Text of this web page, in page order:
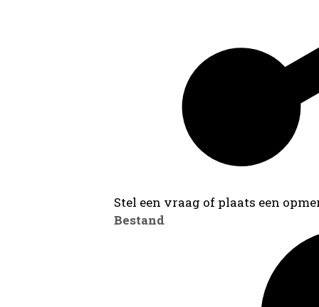
Stel een vraag of plaats een
Bestand